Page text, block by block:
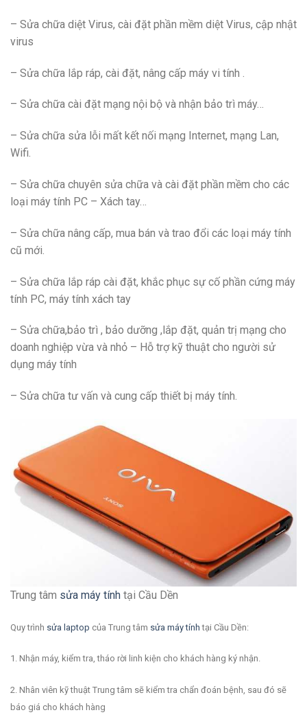
– Sửa chữa diệt Virus, cài đặt phần mềm diệt Virus, cập nhật
virus
– Sửa chữa lắp ráp, cài đặt, nâng cấp máy vi tính .
– Sửa chữa cài đặt mạng nội bộ và nhận bảo trì máy…
– Sửa chữa sửa lỗi mất kết nối mạng Internet, mạng Lan,
Wifi.
– Sửa chữa chuyên sửa chữa và cài đặt phần mềm cho các
loại máy tính PC – Xách tay…
– Sửa chữa nâng cấp, mua bán và trao đổi các loại máy tính
cũ mới.
– Sửa chữa lắp ráp cài đặt, khắc phục sự cố phần cứng máy
tính PC, máy tính xách tay
– Sửa chữa,bảo trì , bảo dưỡng ,lắp đặt, quản trị mạng cho
doanh nghiệp vừa và nhỏ – Hỗ trợ kỹ thuật cho người sử
dụng máy tính
– Sửa chữa tư vấn và cung cấp thiết bị máy tính.
Trung tâm sửa máy tính tại Cầu Dền
Quy trình sửa laptop của Trung tâm sửa máy tính tại Cầu Dền:
1. Nhận máy, kiểm tra, tháo rời linh kiện cho khách hàng ký nhận.
2. Nhân viên kỹ thuật Trung tâm sẽ kiểm tra chẩn đoán bệnh, sau đó sẽ
báo giá cho khách hàng